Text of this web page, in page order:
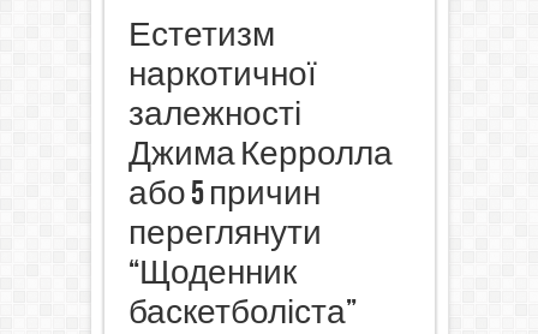
Естетизм
наркотичної
залежності
Джима Керролла
або 5 причин
переглянути
“Щоденник
баскетболіста”